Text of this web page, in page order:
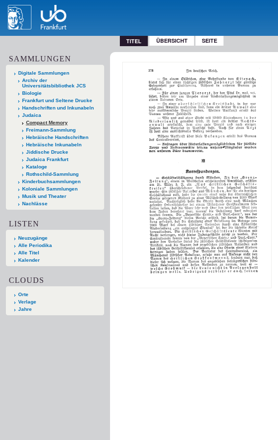
TITEL ÜBERSICHT SEITE
SAMMLUNGEN
Digitale Sammlungen
Archiv der
Universitätsbibliothek JCS
Biologie
Frankfurt und Seltene Drucke
Handschriften und Inkunabeln
Judaica
Compact Memory
Freimann-Sammlung
Hebräische Handschriften
Hebräische Inkunabeln
Jiddische Drucke
Judaica Frankfurt
Kataloge
Rothschild-Sammlung
Kinderbuchsammlungen
Koloniale Sammlungen
Musik und Theater
Nachlässe
LISTEN
Neuzugänge
Alle Periodika
Alle Titel
Kalender
CLOUDS
Orte
Verlage
Jahre